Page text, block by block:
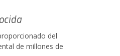
del
de millones de